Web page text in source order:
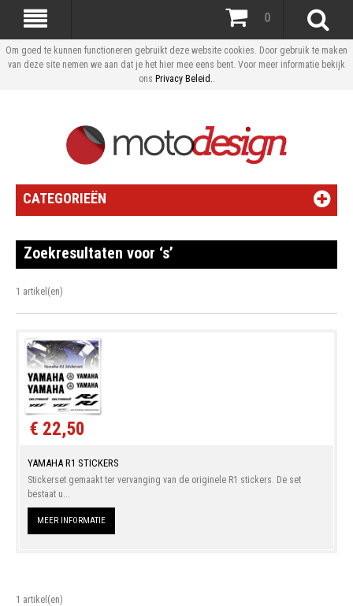
Om goed te kunnen functioneren gebruikt deze website cookies. Door gebruik te maken
van deze site nemen we aan dat je het hier mee eens bent. Voor meer informatie bekijk
ons Privacy Beleid..
0
CATEGORIEËN
Zoekresultaten voor ‘s’
1 artikel(en)
€ 22,50
YAMAHA R1 STICKERS
Stickerset gemaakt ter vervanging van de originele R1 stickers. De set
bestaat u...
MEER INFORMATIE
1 artikel(en)